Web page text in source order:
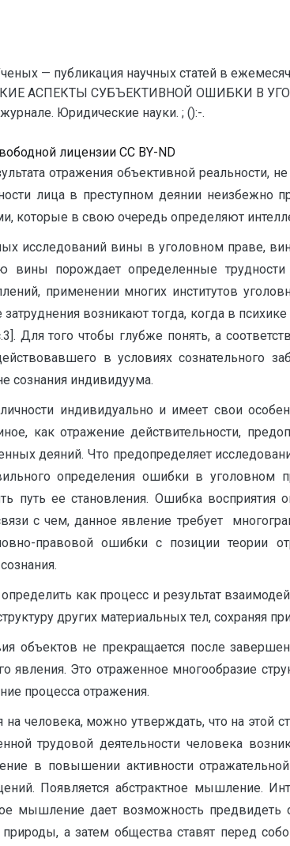
— публикация научных статей в
АСПЕКТЫ СУБЪЕКТИВНОЙ ОШИБКИ В
Юридические науки. ; ():-.
лицензии CC BY-ND
отражения объективной
лица в преступном деянии неизбежно
которые в свою очередь определяют
исследований вины в уголовном праве,
вины порождает определенные
примене­нии многих институтов
воз­никают тогда, когда в
Для того чтобы глубже понять, а
в условиях сознательного
сознания индивидуума.
индивидуально и имеет свои
как отражение действительности,
деяний. Что предопределяет
определения ошибки в уголовном
путь ее становления. Ошибка
с чем, данное явление требует
правовой ошибки с позиции теории
как процесс и результат
других материальных тел, сохраняя
объектов не прекращается после
явления. Это отраженное многообразие
процесса отражения.
человека, можно утверждать, что на этой
трудовой деятельности человека
в повышении активности
Появ­ляется абстрактное мышление.
мышление дает возможность
а затем общества ставят перед